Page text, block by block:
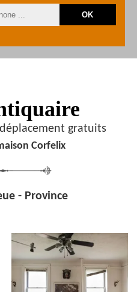
gratuits
Corfelix
- Province